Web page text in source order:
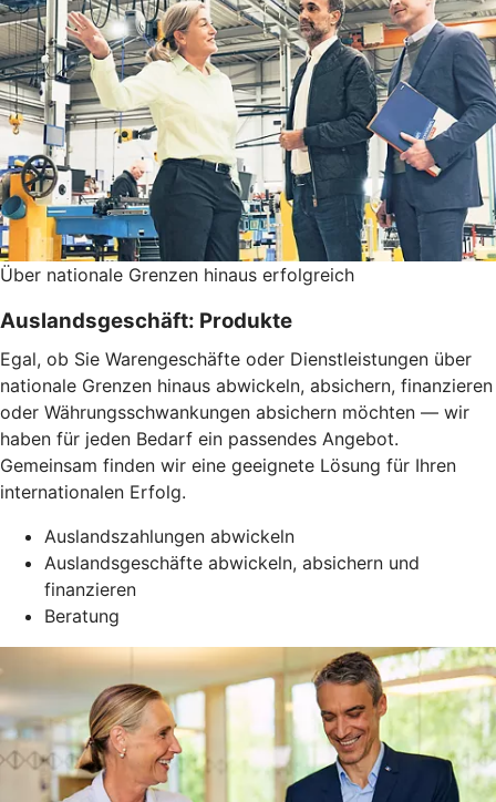
Über nationale Grenzen hinaus erfolgreich
Auslandsgeschäft: Produkte
Egal, ob Sie Warengeschäfte oder Dienstleistungen über
nationale Grenzen hinaus abwickeln, absichern, finanzieren
oder Währungsschwankungen absichern möchten — wir
haben für jeden Bedarf ein passendes Angebot.
Gemeinsam finden wir eine geeignete Lösung für Ihren
internationalen Erfolg.
Auslandszahlungen abwickeln
Auslandsgeschäfte abwickeln, absichern und
finanzieren
Beratung